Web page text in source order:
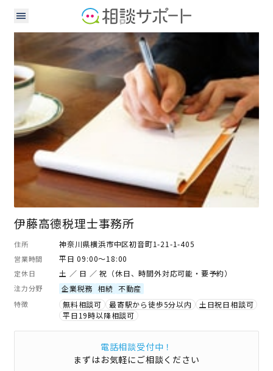
伊藤高德税理士事務所
住所 神奈川県横浜市中区初音町1-21-1-405
営業時間 平日 09:00～18:00
定休日 土 ／ 日 ／ 祝（休日、時間外対応可能・要予約）
注力分野 企業税務 相続 不動産
特徴 無料相談可 最寄駅から徒歩5分以内
土日祝日相談可
平日19時以降相談可
電話相談受付中！
まずはお気軽にご相談ください